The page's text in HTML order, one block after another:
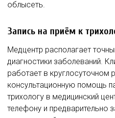
облысеть.
Запись на приём к
Медцентр располагает
диагностики заболеваний.
работает в круглосуточном
консультационную помощь
трихологу в медицинский
телефону и предварительно